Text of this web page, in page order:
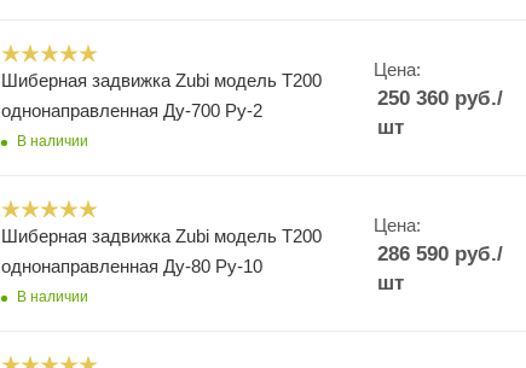
Шиберная задвижка Zubi модель Т200
однонаправленная Ду-700 Ру-2
В наличии
Цена:
250 360руб./
шт
Шиберная задвижка Zubi модель Т200
однонаправленная Ду-80 Ру-10
В наличии
Цена:
286 590руб./
шт